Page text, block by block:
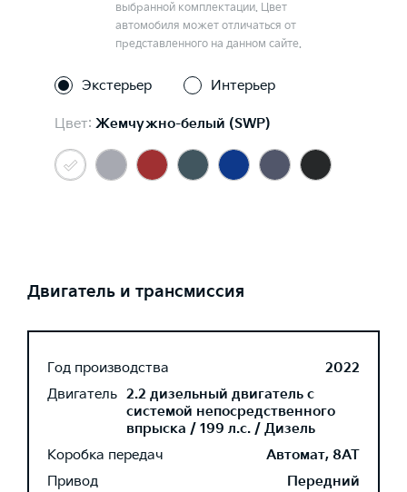
выбранной комплектации. Цвет
автомобиля может отличаться от
представленного на данном сайте.
Экстерьер Интерьер
Цвет: Жемчужно-белый (SWP)
Двигатель и трансмиссия
Год производства
2022
Двигатель 2.2 дизельный двигатель с
системой непосредственного
впрыска / 199 л.с. / Дизель
Коробка передач
Автомат, 8AT
Привод
Передний